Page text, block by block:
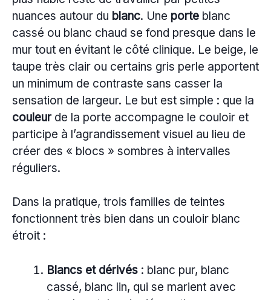
nuances autour du blanc. Une porte blanc
cassé ou blanc chaud se fond presque dans le
mur tout en évitant le côté clinique. Le beige, le
taupe très clair ou certains gris perle apportent
un minimum de contraste sans casser la
sensation de largeur. Le but est simple : que la
couleurde la porte accompagne le couloir et
participe à l’agrandissement visuel au lieu de
créer des « blocs » sombres à intervalles
réguliers.
Dans la pratique, trois familles de teintes
fonctionnent très bien dans un couloir blanc
étroit :
Blancs et dérivés : blanc pur, blanc
cassé, blanc lin, qui se marient avec